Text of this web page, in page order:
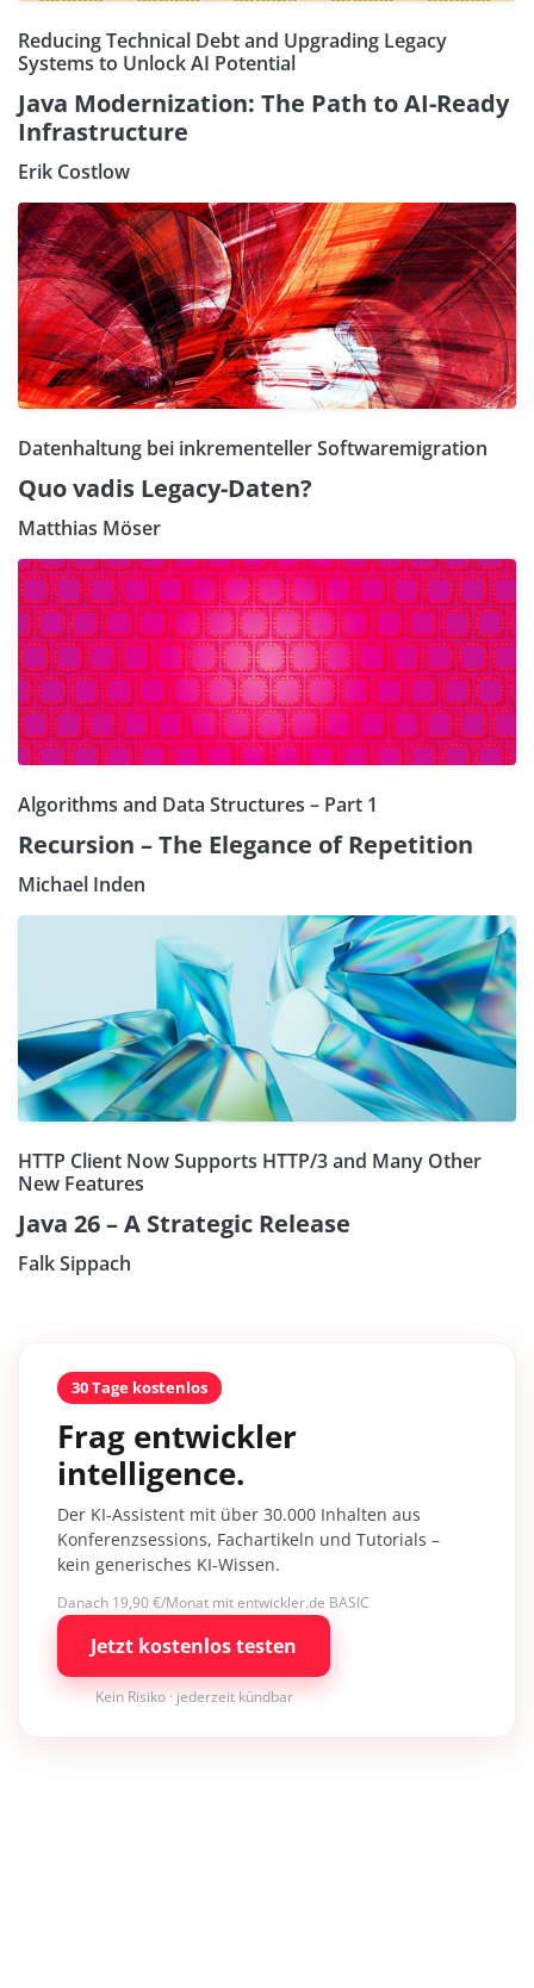
Reducing Technical Debt and Upgrading Legacy
Systems to Unlock AI Potential
Java Modernization: The Path to AI-Ready
Infrastructure
Erik Costlow
Datenhaltung bei inkrementeller Softwaremigration
Quo vadis Legacy-Daten?
Matthias Möser
Algorithms and Data Structures – Part 1
Recursion – The Elegance of Repetition
Michael Inden
HTTP Client Now Supports HTTP/3 and Many Other
New Features
Java 26 – A Strategic Release
Falk Sippach
30 Tage kostenlos
Frag entwickler
intelligence.
Der KI-Assistent mit über 30.000 Inhalten aus
Konferenzsessions, Fachartikeln und Tutorials –
kein generisches KI-Wissen.
Danach 19,90 €/Monat mit entwickler.de BASIC
Jetzt kostenlos testen
Kein Risiko · jederzeit kündbar